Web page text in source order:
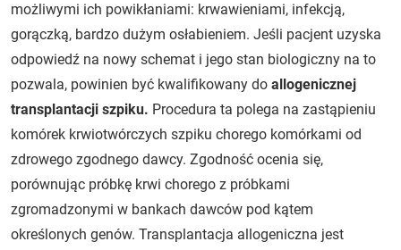
możliwymi ich powikłaniami: krwawieniami, infekcją,
gorączką, bardzo dużym osłabieniem. Jeśli pacjent uzyska
odpowiedź na nowy schemat i jego stan biologiczny na to
pozwala, powinien być kwalifikowany do allogenicznej
transplantacji szpiku. Procedura ta polega na zastąpieniu
komórek krwiotwórczych szpiku chorego komórkami od
zdrowego zgodnego dawcy. Zgodność ocenia się,
porównując próbkę krwi chorego z próbkami
zgromadzonymi w bankach dawców pod kątem
określonych genów. Transplantacja allogeniczna jest